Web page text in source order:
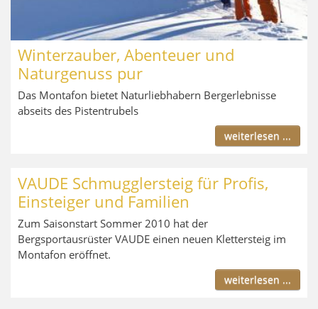
Winterzauber, Abenteuer und
Naturgenuss pur
Das Montafon bietet Naturliebhabern Bergerlebnisse
abseits des Pistentrubels
weiterlesen ...
VAUDE Schmugglersteig für Profis,
Einsteiger und Familien
Zum Saisonstart Sommer 2010 hat der
Bergsportausrüster VAUDE einen neuen Klettersteig im
Montafon eröffnet.
weiterlesen ...